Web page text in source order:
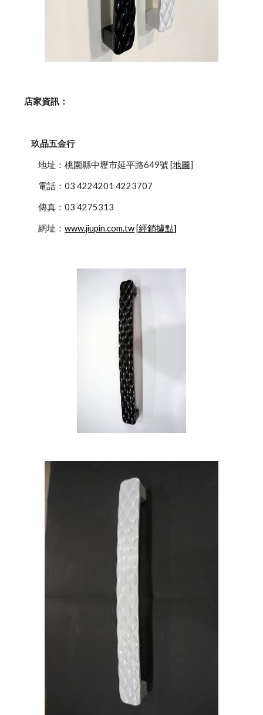
    店家資訊：
玖品五金行
            地址：桃園縣中壢市延平路649號 [
地圖]
            電話：03 4224201 4223707
            傳真：03 4275313
            網址：
www.jiupin.com.tw [經銷據點]